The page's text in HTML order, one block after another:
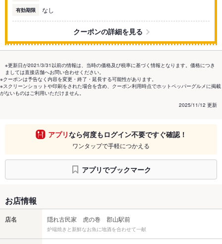
有効期限 なし
クーポンの詳細を見る
※更新日が2021/3/31以前の情報は、当時の価格及び税率に基づく情報となります。価格につき
ましては直接店舗へお問い合わせください。
※クーポンは予告なく内容を変更・終了・延長する可能性があります。
※スクリーンショットや印刷をされた場合を含め、クーポン利用時点でホットペッパーグルメに掲載
がないものはご利用いただけません。
2025/11/12 更新
アプリなら何度もログイン不要ですぐ確認！
ワンタップで手軽につかえる
アプリでブックマーク
お店情報
店名 隠れ古民家 虎の巻 郡山駅前
炉端焼きと新鮮なお魚に地酒を合わせて一献